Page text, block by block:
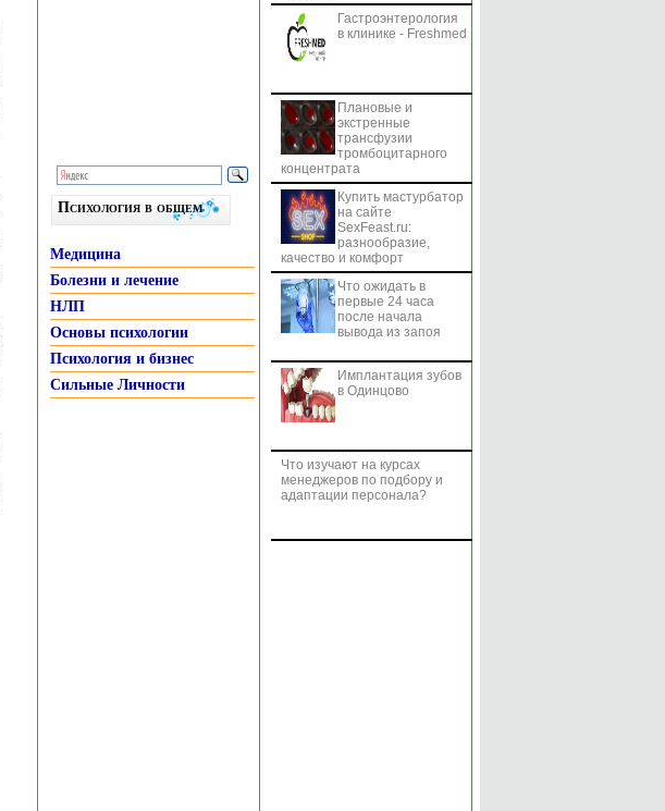
Психология в общем
Медицина
Болезни и лечение
НЛП
Основы психологии
Психология и бизнес
Сильные Личности
Гастроэнтерология
в клинике - Freshmed
Плановые и
экстренные
трансфузии
тромбоцитарного
концентрата
Купить мастурбатор
на сайте
SexFeast.ru:
разнообразие,
качество и комфорт
Что ожидать в
первые 24 часа
после начала
вывода из запоя
Имплантация зубов
в Одинцово
Что изучают на курсах
менеджеров по подбору и
адаптации персонала?